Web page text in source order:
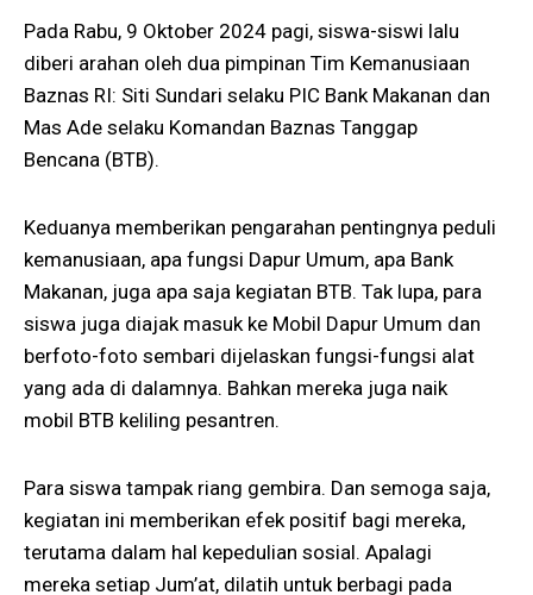
Pada Rabu, 9 Oktober 2024 pagi, siswa-siswi lalu
diberi arahan oleh dua pimpinan Tim Kemanusiaan
Baznas RI: Siti Sundari selaku PIC Bank Makanan dan
Mas Ade selaku Komandan Baznas Tanggap
Bencana (BTB).
Keduanya memberikan pengarahan pentingnya peduli
kemanusiaan, apa fungsi Dapur Umum, apa Bank
Makanan, juga apa saja kegiatan BTB. Tak lupa, para
siswa juga diajak masuk ke Mobil Dapur Umum dan
berfoto-foto sembari dijelaskan fungsi-fungsi alat
yang ada di dalamnya. Bahkan mereka juga naik
mobil BTB keliling pesantren.
Para siswa tampak riang gembira. Dan semoga saja,
kegiatan ini memberikan efek positif bagi mereka,
terutama dalam hal kepedulian sosial. Apalagi
mereka setiap Jum’at, dilatih untuk berbagi pada